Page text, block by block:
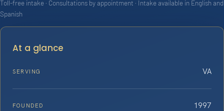
Toll-free intake · Consultations by appointment · Intake available in English and
Spanish
At a glance
SERVING VA
FOUNDED 1997